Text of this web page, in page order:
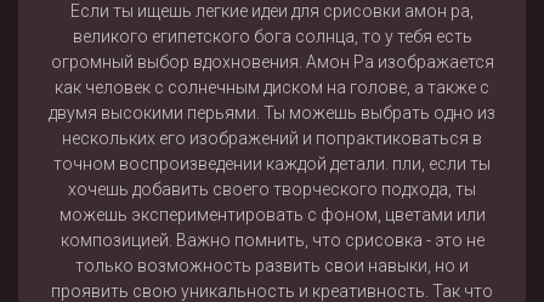
Если ты ищешь легкие идеи для срисовки амон ра,
великого египетского бога солнца, то у тебя есть
огромный выбор вдохновения. Амон Ра изображается
как человек с солнечным диском на голове, а также с
двумя высокими перьями. Ты можешь выбрать одно из
нескольких его изображений и попрактиковаться в
точном воспроизведении каждой детали. пли, если ты
хочешь добавить своего творческого подхода, ты
можешь экспериментировать с фоном, цветами или
композицией. Важно помнить, что срисовка - это не
только возможность развить свои навыки, но и
проявить свою уникальность и креативность. Так что